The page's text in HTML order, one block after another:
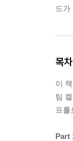
드가
목차
이
팀
프롤
Part